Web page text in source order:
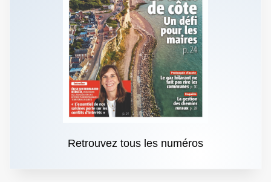
Retrouvez tous les numéros